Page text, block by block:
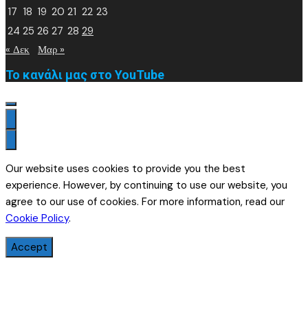
17 18 19 20 21 22 23
24 25 26 27 28 29
« Δεκ Μαρ »
Το κανάλι μας στο YouTube
Our website uses cookies to provide you the best
experience. However, by continuing to use our website, you
agree to our use of cookies. For more information, read our
Cookie Policy.
Accept